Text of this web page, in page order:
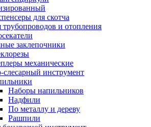
для скотча
трубопроводов и отопления
заклепочники
механические
слесарный инструмент
Наборы напильников
Надфили
По металлу и дереву
Рашпили